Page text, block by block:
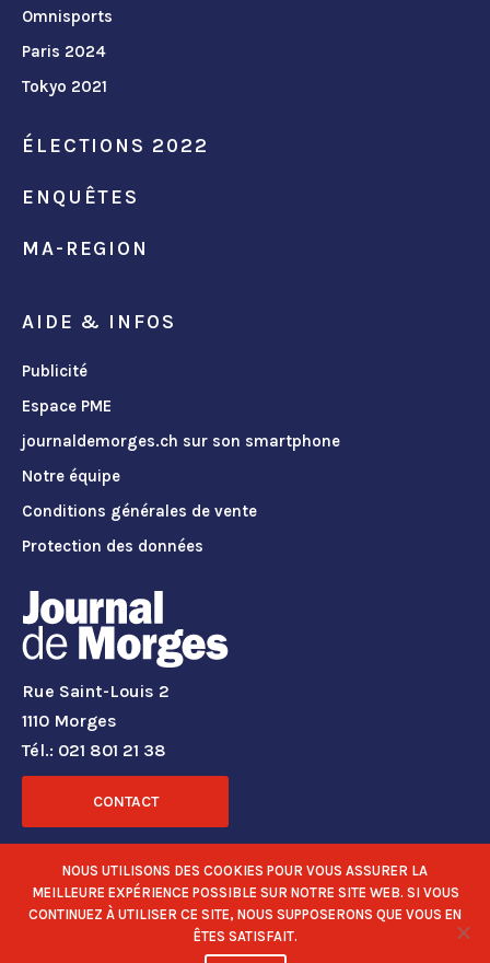
Omnisports
Paris 2024
Tokyo 2021
ÉLECTIONS 2022
ENQUÊTES
MA-REGION
AIDE & INFOS
Publicité
Espace PME
journaldemorges.ch sur son smartphone
Notre équipe
Conditions générales de vente
Protection des données
Rue Saint-Louis 2
1110 Morges
Tél.: 021 801 21 38
CONTACT
RÉSEAUX SOCIAUX
NOUS UTILISONS DES COOKIES POUR VOUS ASSURER LA
MEILLEURE EXPÉRIENCE POSSIBLE SUR NOTRE SITE WEB. SI VOUS
CONTINUEZ À UTILISER CE SITE, NOUS SUPPOSERONS QUE VOUS EN
ÊTES SATISFAIT.